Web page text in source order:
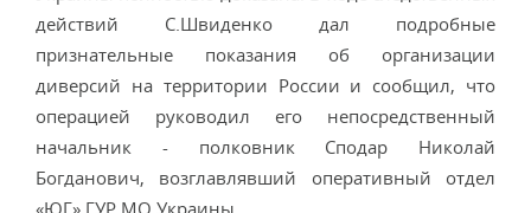
действий С.Швиденко дал подробные
признательные показания об организации
диверсий на территории России и сообщил, что
операцией руководил его непосредственный
начальник - полковник Сподар Николай
Богданович, возглавлявший оперативный отдел
«ЮГ» ГУР МО Украины.